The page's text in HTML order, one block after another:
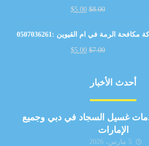
$8.00
$5.00
مكافحة الرمة في ام القيوين :0507036261
$7.00
$5.00
أحدث الأخبار
غسيل السجاد في دبي وجميع
الإمارات
5 مارس، 2026